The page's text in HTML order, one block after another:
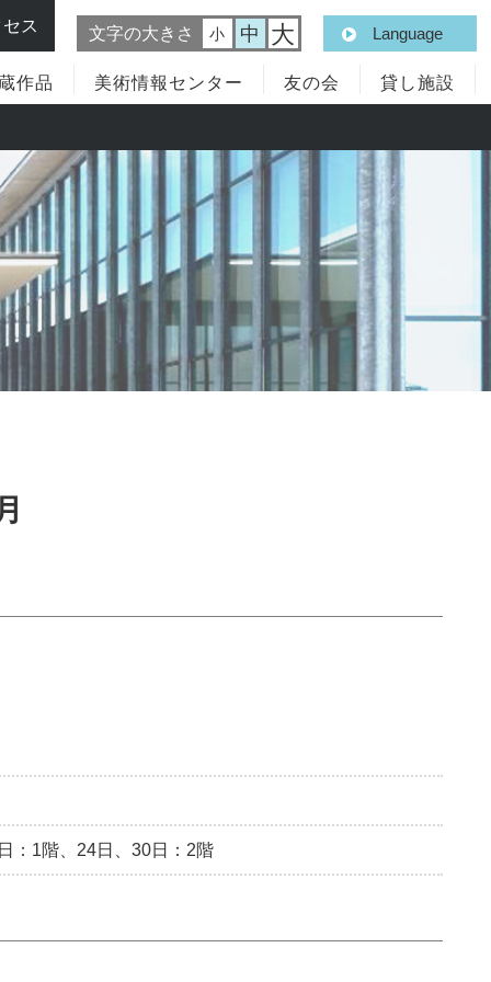
ス 文字の大きさ 小 中 大 Language
作品 美術情報センター 友の会 貸し施設
：1階、24日、30日：2階